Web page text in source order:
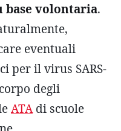
base volontaria.
eventuali
per il virus SARS-
degli
ATAdi scuole